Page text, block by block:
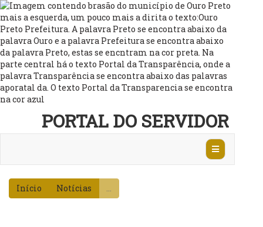
PORTAL DO SERVIDOR
Abrir
Navegação
Início Notícias